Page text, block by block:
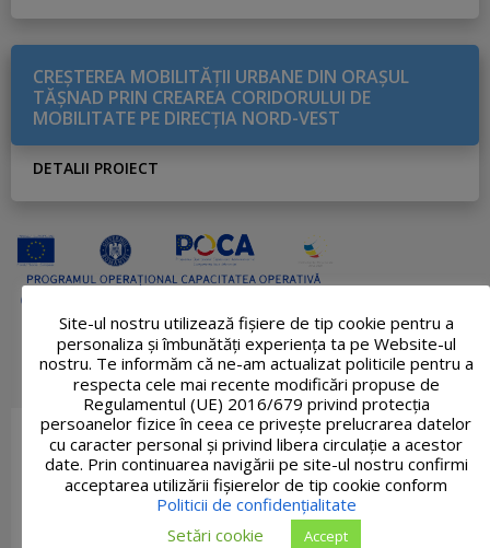
CREŞTEREA MOBILITĂŢII URBANE DIN ORAŞUL
TĂŞNAD PRIN CREAREA CORIDORULUI DE
MOBILITATE PE DIRECŢIA NORD-VEST
DETALII PROIECT
Site-ul nostru utilizează fişiere de tip cookie pentru a
personaliza și îmbunătăți experiența ta pe Website-ul
nostru. Te informăm că ne-am actualizat politicile pentru a
respecta cele mai recente modificări propuse de
Regulamentul (UE) 2016/679 privind protecția
persoanelor fizice în ceea ce privește prelucrarea datelor
cu caracter personal și privind libera circulație a acestor
date. Prin continuarea navigării pe site-ul nostru confirmi
acceptarea utilizării fişierelor de tip cookie conform
Politicii de confidențialitate
Setări cookie
Accept